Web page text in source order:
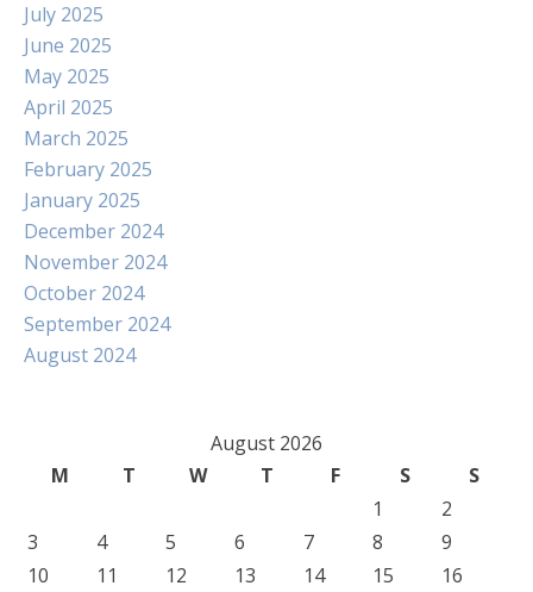
July 2025
June 2025
May 2025
April 2025
March 2025
February 2025
January 2025
December 2024
November 2024
October 2024
September 2024
August 2024
August 2026
M
T W T F S
S
1
2
3
4 5 6 7 8
9
10
11 12 13 14 15 16